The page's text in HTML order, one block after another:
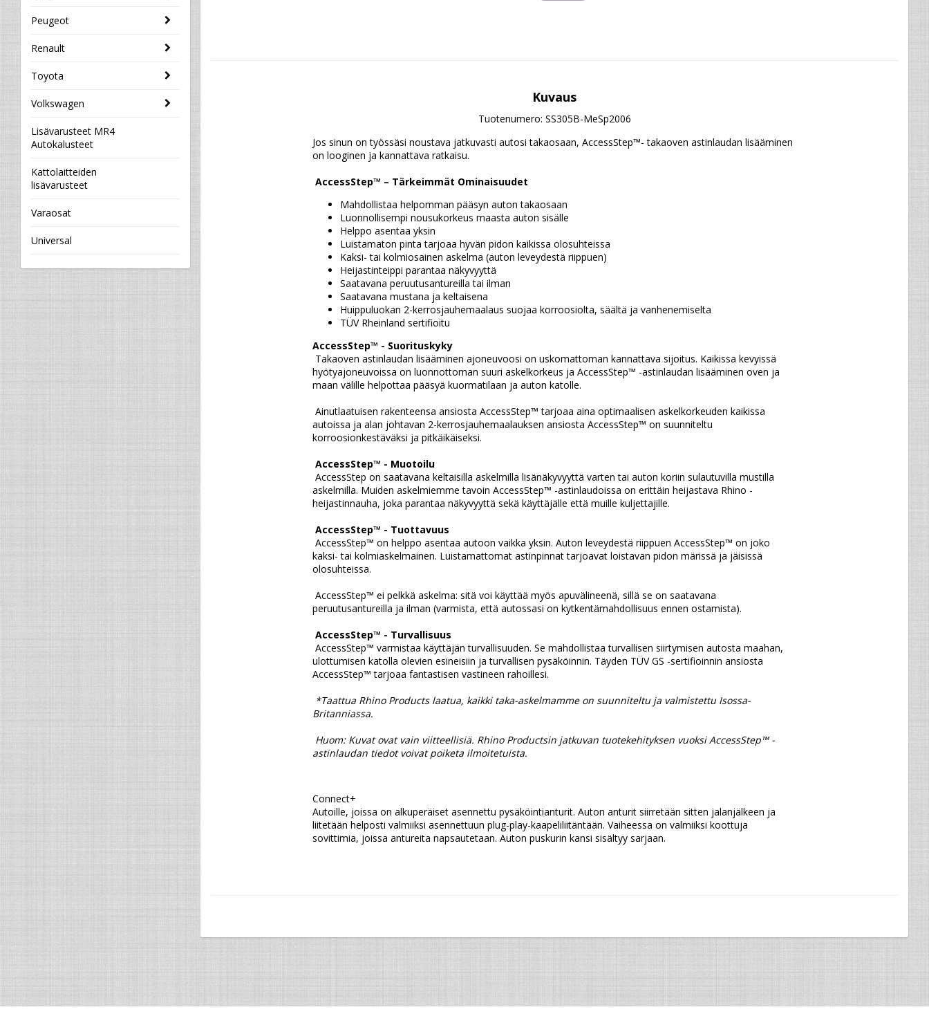
Peugeot
Renault
Toyota
Volkswagen
Lisävarusteet MR4
Autokalusteet
Kattolaitteiden
lisävarusteet
Varaosat
Universal
Kuvaus
Tuotenumero: SS305B-MeSp2006
Jos sinun on työssäsi noustava jatkuvasti autosi takaosaan, AccessStep™- takaoven astinlaudan lisääminen
on looginen ja kannattava ratkaisu.
AccessStep™ – Tärkeimmät Ominaisuudet
Mahdollistaa helpomman pääsyn auton takaosaan
Luonnollisempi nousukorkeus maasta auton sisälle
Helppo asentaa yksin
Luistamaton pinta tarjoaa hyvän pidon kaikissa olosuhteissa
Kaksi- tai kolmiosainen askelma (auton leveydestä riippuen)
Heijastinteippi parantaa näkyvyyttä
Saatavana peruutusantureilla tai ilman
Saatavana mustana ja keltaisena
Huippuluokan 2-kerrosjauhemaalaus suojaa korroosiolta, säältä ja vanhenemiselta
TÜV Rheinland sertifioitu
AccessStep™ - Suorituskyky
hyötyajoneuvoissa on luonnottoman suuri askelkorkeus ja AccessStep™ -astinlaudan lisääminen oven ja
maan välille helpottaa pääsyä kuormatilaan ja auton katolle.
autoissa ja alan johtavan 2-kerrosjauhemaalauksen ansiosta AccessStep™ on suunniteltu
korroosionkestäväksi ja pitkäikäiseksi.
AccessStep™ - Muotoilu
askelmilla. Muiden askelmiemme tavoin AccessStep™ -astinlaudoissa on erittäin heijastava Rhino -
heijastinnauha, joka parantaa näkyvyyttä sekä käyttäjälle että muille kuljettajille.
AccessStep™ - Tuottavuus
kaksi- tai kolmiaskelmainen. Luistamattomat astinpinnat tarjoavat loistavan pidon märissä ja jäisissä
olosuhteissa.
peruutusantureilla ja ilman (varmista, että autossasi on kytkentämahdollisuus ennen ostamista).
AccessStep™ - Turvallisuus
ulottumisen katolla olevien esineisiin ja turvallisen pysäköinnin. Täyden TÜV GS -sertifioinnin ansiosta
AccessStep™ tarjoaa fantastisen vastineen rahoillesi.
*Taattua Rhino Products laatua, kaikki taka-askelmamme on suunniteltu ja valmistettu Isossa-
Britanniassa.
astinlaudan tiedot voivat poiketa ilmoitetuista.
Connect+
Autoille, joissa on alkuperäiset asennettu pysäköintianturit. Auton anturit siirretään sitten jalanjälkeen ja
liitetään helposti valmiiksi asennettuun plug-play-kaapeliliitäntään. Vaiheessa on valmiiksi koottuja
sovittimia, joissa antureita napsautetaan. Auton puskurin kansi sisältyy sarjaan.